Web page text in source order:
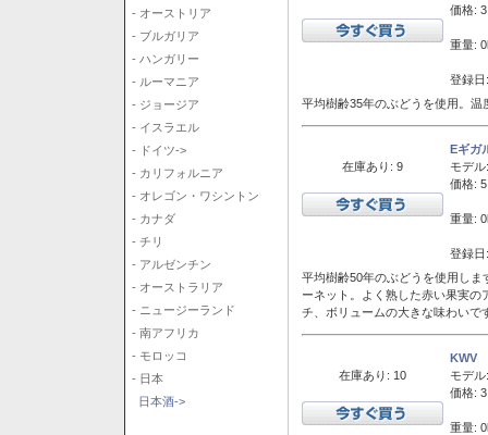
- オーストリア
- ブルガリア
- ハンガリー
- ルーマニア
- ジョージア
- イスラエル
- ドイツ->
- カリフォルニア
- オレゴン・ワシントン
- カナダ
- チリ
- アルゼンチン
- オーストラリア
- ニュージーランド
- 南アフリカ
- モロッコ
- 日本
日本酒->
価格:
重量:
登録
平均樹齢35年のぶどうを使用。
在庫あり: 9
Eギガ
モデル:
価格:
重量:
登録
平均樹齢50年のぶどうを使用し
ーネット。よく熟した赤い果実
チ、ボリュームの大きな味わいで
在庫あり: 10
KWV
モデル:
価格:
重量: